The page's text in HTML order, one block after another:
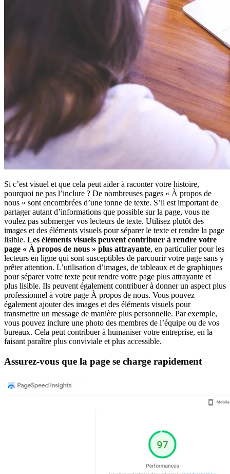
Si c’est visuel et que cela peut aider à raconter votre histoire,
pourquoi ne pas l’inclure ? De nombreuses pages « À propos de
nous » sont encombrées d’une tonne de texte. S’il est important de
partager autant d’informations que possible sur la page, vous ne
voulez pas submerger vos lecteurs de texte. Utilisez plutôt des
images et des éléments visuels pour séparer le texte et rendre la page
lisible. Les éléments visuels peuvent contribuer à rendre votre
page « À propos de nous » plus attrayante, en particulier pour les
lecteurs en ligne qui sont susceptibles de parcourir votre page sans y
prêter attention. L’utilisation d’images, de tableaux et de graphiques
pour séparer votre texte peut rendre votre page plus attrayante et
plus lisible. Ils peuvent également contribuer à donner un aspect plus
professionnel à votre page À propos de nous. Vous pouvez
également ajouter des images et des éléments visuels pour
transmettre un message de manière plus personnelle. Par exemple,
vous pouvez inclure une photo des membres de l’équipe ou de vos
bureaux. Cela peut contribuer à humaniser votre entreprise, en la
faisant paraître plus conviviale et plus accessible.
Assurez-vous que la page se charge rapidement